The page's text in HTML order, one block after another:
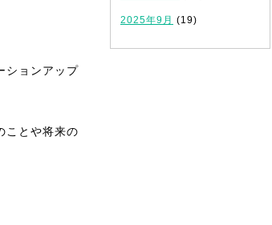
ションアップ
ことや将来の
2025年9月 (19)